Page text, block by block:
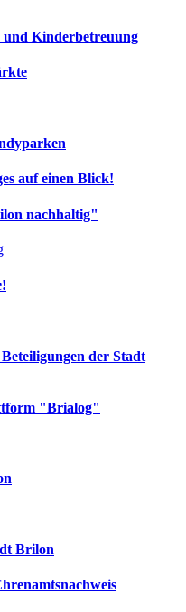
Kinderbetreuung
auf einen Blick!
nachhaltig"
der Stadt
"Brialog"
Brilon